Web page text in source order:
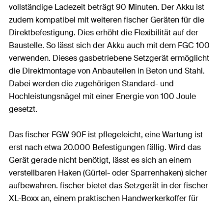
vollständige Ladezeit beträgt 90 Minuten. Der Akku ist
zudem kompatibel mit weiteren fischer Geräten für die
Direktbefestigung. Dies erhöht die Flexibilität auf der
Baustelle. So lässt sich der Akku auch mit dem FGC 100
verwenden. Dieses gasbetriebene Setzgerät ermöglicht
die Direktmontage von Anbauteilen in Beton und Stahl.
Dabei werden die zugehörigen Standard- und
Hochleistungsnägel mit einer Energie von 100 Joule
gesetzt.
Das fischer FGW 90F ist pflegeleicht, eine Wartung ist
erst nach etwa 20.000 Befestigungen fällig. Wird das
Gerät gerade nicht benötigt, lässt es sich an einem
verstellbaren Haken (Gürtel- oder Sparrenhaken) sicher
aufbewahren. fischer bietet das Setzgerät in der fischer
XL-Boxx an, einem praktischen Handwerkerkoffer für